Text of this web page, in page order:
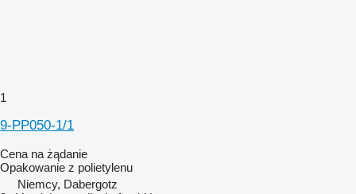
1
9-PP050-1/1
Cena na żądanie
Opakowanie z polietylenu
Niemcy, Dabergotz